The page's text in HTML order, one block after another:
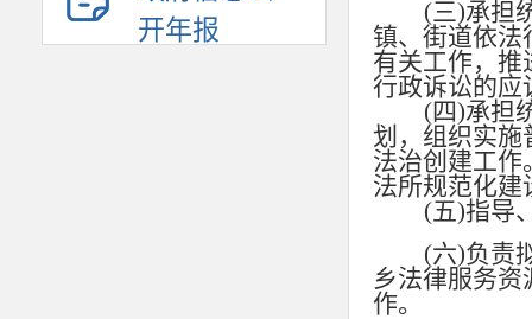
开年报
(三)承担
镇、街道依法
有关工作，推
行政
(四)承担
划，组织实施
法治创建工作
法所规范化建
(五)指导
(六)负责
乡法律服务
作。